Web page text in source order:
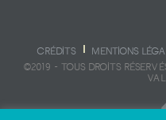
CRÉDITS MENTIONS
©2019 - TOUS DROITS